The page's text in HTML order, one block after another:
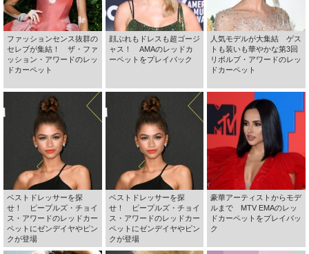
ファッションセンス抜群の
セレブが集結！ ザ・ファ
ッション・アワードのレッ
ドカーペット
顔ぶれもドレスも超ゴージ
ャス！ AMAのレッドカ
ーペットをプレイバック
人気モデルが大集結 ゲス
トも装いも華やかな第3回
リボルブ・アワードのレッ
ドカーペット
ベストドレッサーを探
せ！ ピープルズ・チョイ
ス・アワードのレッドカー
ペットにゼンデイヤやピン
クが登場
ベストドレッサーを探
せ！ ピープルズ・チョイ
ス・アワードのレッドカー
ペットにゼンデイヤやピン
クが登場
豪華アーティストからモデ
ルまで MTV EMAのレッ
ドカーペットをプレイバッ
ク